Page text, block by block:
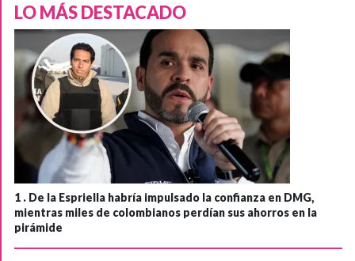
LO MÁS DESTACADO
1 . De la Espriella habría impulsado la confianza en DMG,
mientras miles de colombianos perdían sus ahorros en la
pirámide